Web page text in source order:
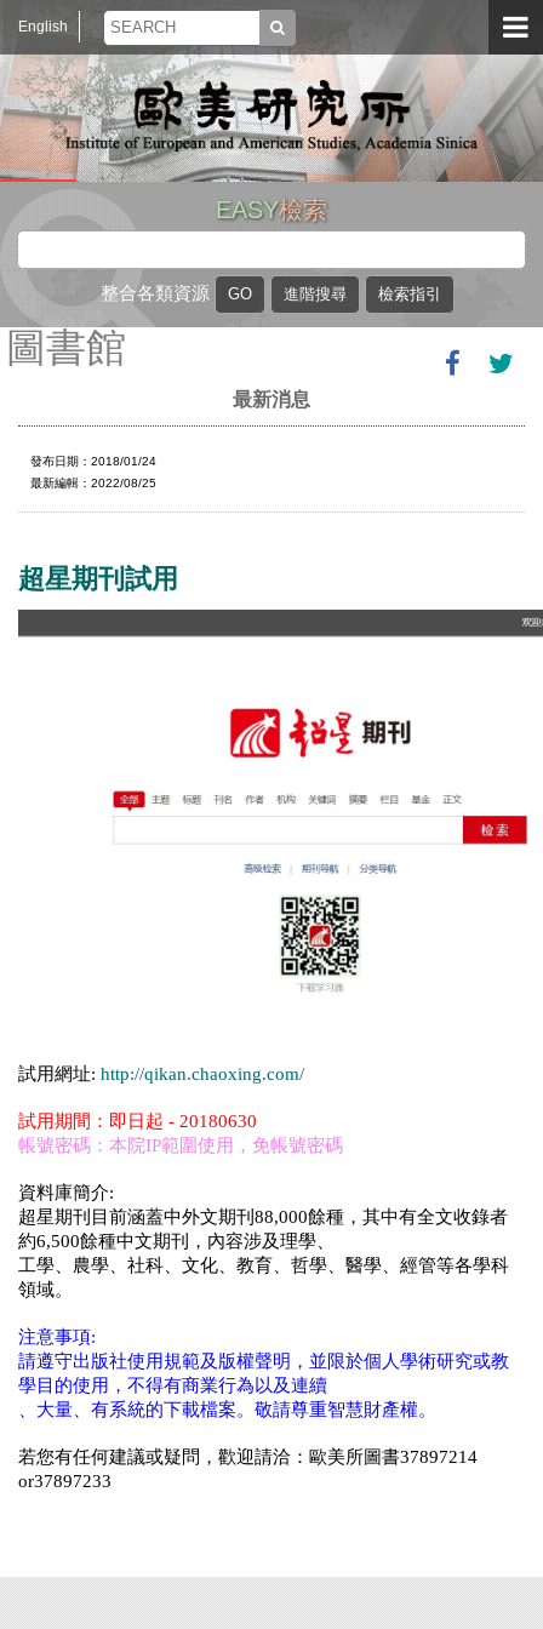
English
EASY檢索
整合各類資源
圖書館
最新消息
發布日期：2018/01/24
最新編輯：2022/08/25
超星期刊試用
試用網址: http://qikan.chaoxing.com/
試用期間：即日起 - 20180630
帳號密碼：本院IP範圍使用，免帳號密碼
資料庫簡介:
超星期刊目前涵蓋中外文期刊88,000餘種，其中有全文收錄者
約6,500餘種中文期刊，內容涉及理學、
工學、農學、社科、文化、教育、哲學、醫學、經管等各學科
領域。
注意事項:
請遵守出版社使用規範及版權聲明，並限於個人學術研究或教
學目的使用，不得有商業行為以及連續
、大量、有系統的下載檔案。敬請尊重智慧財產權。
若您有任何建議或疑問，歡迎請洽：歐美所圖書37897214
or37897233